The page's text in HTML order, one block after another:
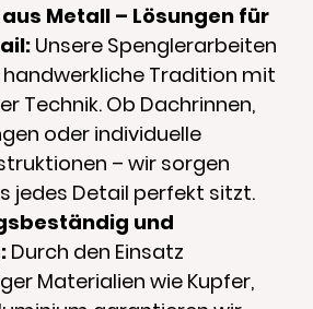
Metall – Lösungen für
Unsere Spenglerarbeiten
Tradition mit
Technik. Ob Dachrinnen,
oder individuelle
– wir sorgen
jedes Detail perfekt sitzt.
und
Durch den Einsatz
Materialien wie Kupfer,